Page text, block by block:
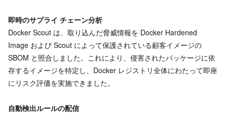
即時のサプライ チェーン分析
Docker Scout は、取り込んだ脅威情報を Docker Hardened
Image および Scout によって保護されている顧客イメージの
SBOM と照合しました。これにより、侵害されたパッケージに依
存するイメージを特定し、Docker レジストリ全体にわたって即座
にリスク評価を実施できました。
自動検出ルールの配信